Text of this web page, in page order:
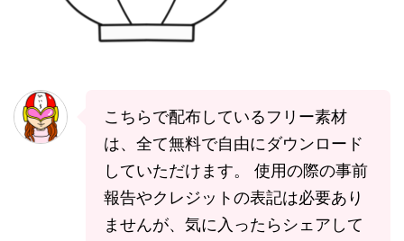
こちらで配布しているフリー素材
は、全て無料で自由にダウンロード
していただけます。 使用の際の事前
報告やクレジットの表記は必要あり
ませんが、気に入ったらシェアして